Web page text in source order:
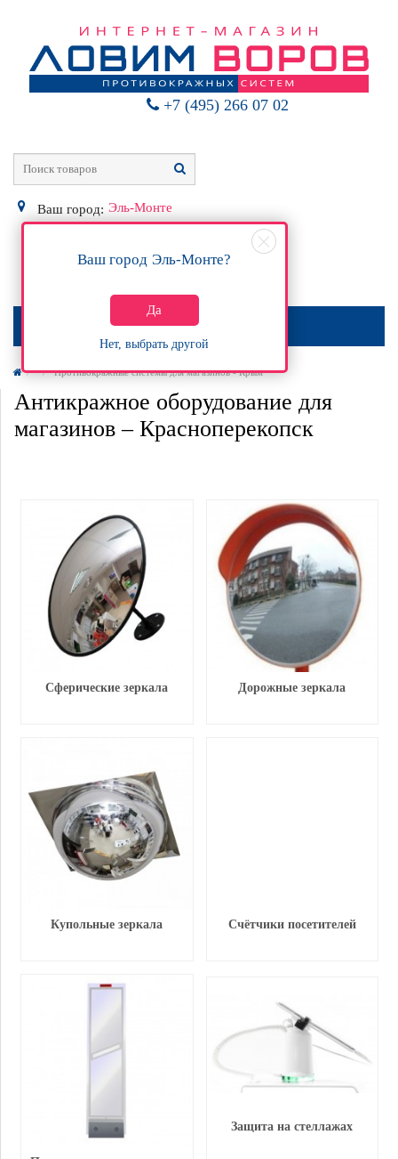
+7 (495) 266 07 02
Ваш город: Эль-Монте
Ваш город Эль-Монте?
Да
Нет, выбрать другой
0Р
МЕНЮ
Противокражные системы для магазинов - Крым
Антикражное оборудование для
магазинов – Красноперекопск
Сферические зеркала Дорожные зеркала
Купольные зеркала Счётчики посетителей
Защита на стеллажах